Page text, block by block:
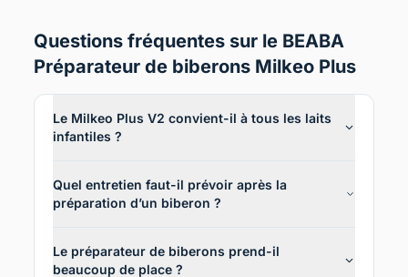
Questions fréquentes sur le BEABA
Préparateur de biberons Milkeo Plus
Le Milkeo Plus V2 convient-il à tous les laits
infantiles ?
Quel entretien faut-il prévoir après la
préparation d’un biberon ?
Le préparateur de biberons prend-il
beaucoup de place ?